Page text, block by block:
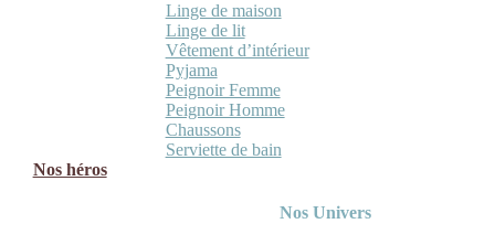
Linge de maison
Linge de lit
Vêtement d’intérieur
Pyjama
Peignoir Femme
Peignoir Homme
Chaussons
Serviette de bain
Nos héros
Nos Univers